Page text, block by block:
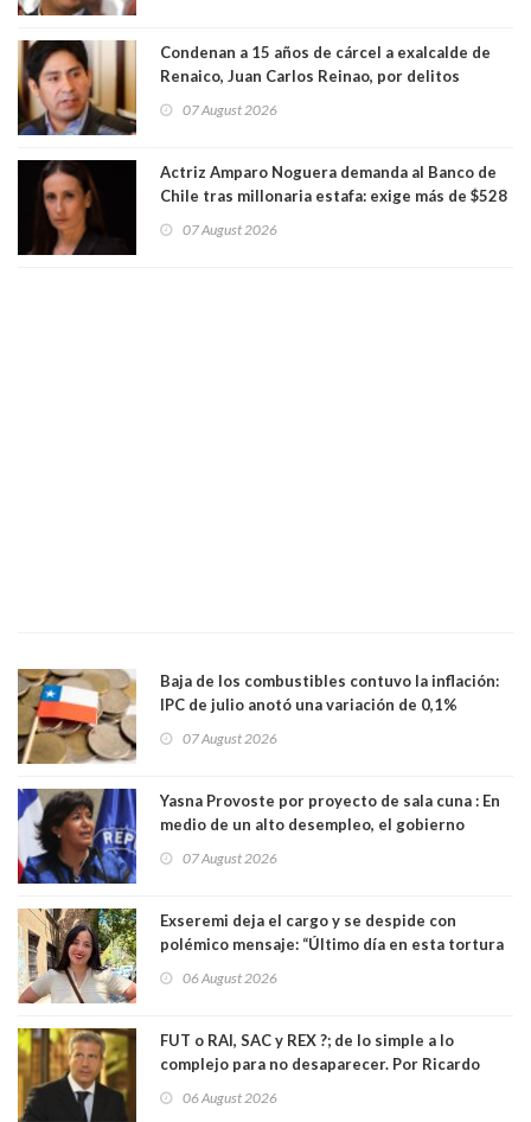
Condenan a 15 años de cárcel a exalcalde de
Renaico, Juan Carlos Reinao, por delitos
07 August 2026
Actriz Amparo Noguera demanda al Banco de
Chile tras millonaria estafa: exige más de $528
07 August 2026
Baja de los combustibles contuvo la inflación:
IPC de julio anotó una variación de 0,1%
07 August 2026
Yasna Provoste por proyecto de sala cuna : En
medio de un alto desempleo, el gobierno
07 August 2026
Exseremi deja el cargo y se despide con
polémico mensaje: “Último día en esta tortura
06 August 2026
FUT o RAI, SAC y REX ?; de lo simple a lo
complejo para no desaparecer. Por Ricardo
06 August 2026